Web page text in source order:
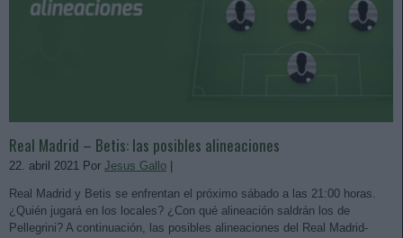
Real Madrid – Betis: las posibles alineaciones
22. abril 2021 Por Jesus Gallo
Real Madrid y Betis se enfrentan el próximo sábado a las 21:00 horas.
¿Quién jugará en los locales? ¿Con qué alineación saldrán los de
Pellegrini? A continuación, las posibles alineaciones del Real Madrid-